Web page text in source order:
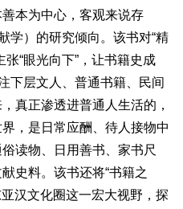
本为中心，客观来说存
学）的研究倾向。该书对“精
“眼光向下”，让书籍史成
下层文人、普通书籍、民间
真正渗透进普通人生活的，
，是日常应酬、待人接物中
读物、日用善书、家书尺
史料。该书还将“书籍之
汉文化圈这一宏大视野，探